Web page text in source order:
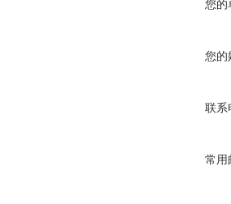
您的
您的
联系
常用